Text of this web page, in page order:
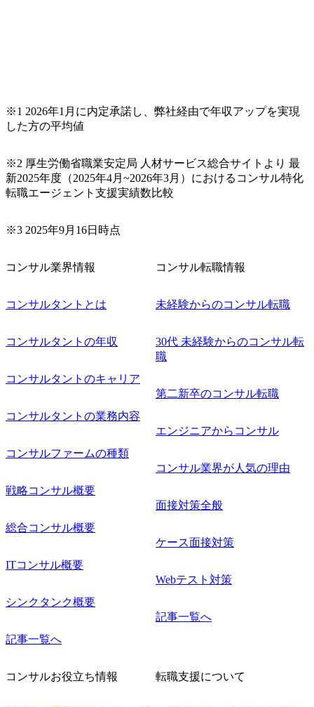
Oralもできること/海外とのやり取りをしつつ業務遂行できる
こと (TOEIC目安)850点以上 【資格/導入システム】 簿
記2級、中小企業診断士、ITコーディネータ、会計士・税理
etik, Workday AdaptiveのCertificate ●コンサルファーム出身者/
スタッフクラス(SC・C) 【専門領域】 (必須)経理・財務部
門における改革プロジェクト経験ないしはIT経験のいずれか
入、IFRS、J-SOXなど (なお良)CRM,SCM,及び,これらに付
【英語力】 (必須)英語の読み書き (なお良)Oralもできる
企業診断士、ITコーディネータ、会計士・税理士、など S
AdaptiveのCertificate ●コンサルファーム以外(事業会社出身
者) 【業界】 金融業、製造業、流通業、サービス業 監
査法人 【職種・部署/経験業務】 (必須)経理・財務部、経
営企画部などの計数管理、計画立案を遂行する部門。 (な
お良)何らかの社内プロジェクトをリードした経験、資金・
税務関連、マーケティング・商品企画等、ファイナンス部門
外の経験 【英語力】 (必須)英語の読み書き (なお良)海外
とのやり取りをしつつ業務遂行できること (TOEIC目安)85
0点以上 【資格】 簿記2級、中小企業診断士、ITコーディ
ネータ、会計士・税理士、など
ィングファーム出身でコンサルティング業務をご経験された
入る方) ※コンサルティングファーム未経験の方は対象外と
※1 2026年1月に内定承諾し、弊社経由で年収アップを実現
した方の平均値
※2 厚生労働省職業安定局 人材サービス総合サイトより 最
新2025年度（2025年4月~2026年3月）におけるコンサル特化
転職エージェント支援実績数比較
※3 2025年9月16日時点
コンサル業界情報
コンサルタントとは
コンサルタントの年収
コンサルタントのキャリア
コンサルタントの業務内容
コンサルファームの種類
戦略コンサル概要
総合コンサル概要
ITコンサル概要
シンクタンク概要
記事一覧へ
コンサル転職情報
未経験からのコンサル転職
30代 未経験からのコンサル転
職
第二新卒のコンサル転職
エンジニアからコンサル
コンサル業界が人気の理由
面接対策全般
ケース面接対策
Webテスト対策
記事一覧へ
コンサルお役立ち情報 転職支援について